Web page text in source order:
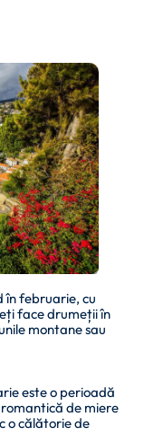
în februarie, cu
face drumeții în
montane sau
este o perioadă
de miere
o călătorie de